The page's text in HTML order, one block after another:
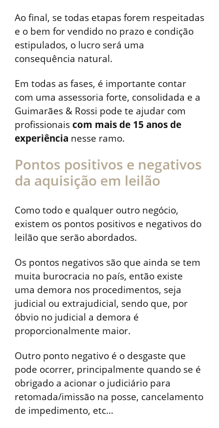
Ao final, se todas etapas forem respeitadas
e o bem for vendido no prazo e condição
estipulados, o lucro será uma
consequência natural.
Em todas as fases, é importante contar
com uma assessoria forte, consolidada e a
Guimarães & Rossi pode te ajudar com
profissionaiscom mais de 15 anos de
experiência nesse ramo.
Pontos positivos e negativos
da aquisição em leilão
Como todo e qualquer outro negócio,
existem os pontos positivos e negativos do
leilão que serão abordados.
Os pontos negativos são que ainda se tem
muita burocracia no país, então existe
uma demora nos procedimentos, seja
judicial ou extrajudicial, sendo que, por
óbvio no judicial a demora é
proporcionalmente maior.
Outro ponto negativo é o desgaste que
pode ocorrer, principalmente quando se é
obrigado a acionar o judiciário para
retomada/imissão na posse, cancelamento
de impedimento, etc…